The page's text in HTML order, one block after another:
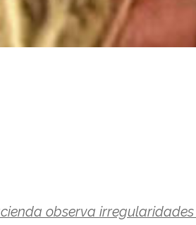
observa irregularidades